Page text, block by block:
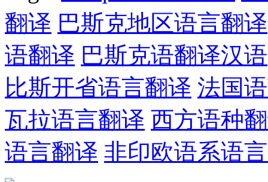
翻译 巴斯克地区语言翻译
语翻译 巴斯克语翻译汉语
比斯开省语言翻译 法国
瓦拉语言翻译 西方语种
语言翻译 非印欧语系语